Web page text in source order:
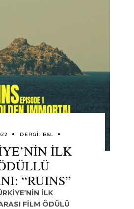
DERGI: B&L
İLK
“RUINS”
İLK
FİLM ÖDÜLÜ